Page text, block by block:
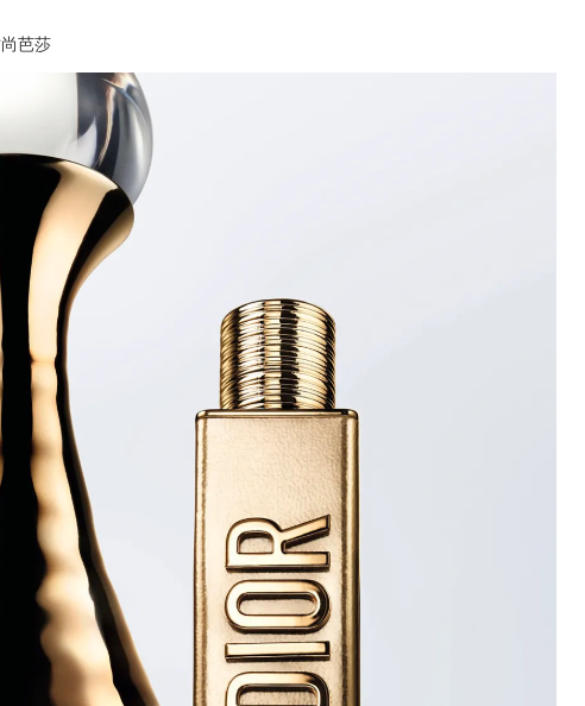
芭莎